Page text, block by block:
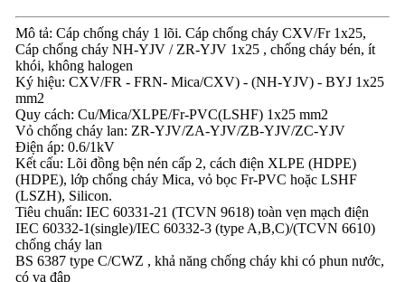
Mô tả: Cáp chống cháy 1 lõi. Cáp chống cháy CXV/Fr 1x25,
Cáp chống cháy NH-YJV / ZR-YJV 1x25 , chống cháy bén, ít
khói, không halogen
Ký hiệu: CXV/FR - FRN- Mica/CXV) - (NH-YJV) - BYJ 1x25
mm2
Quy cách: Cu/Mica/XLPE/Fr-PVC(LSHF) 1x25 mm2
Vỏ chống cháy lan: ZR-YJV/ZA-YJV/ZB-YJV/ZC-YJV
Điện áp: 0.6/1kV
Kết cấu: Lõi đồng bện nén cấp 2, cách điện XLPE (HDPE)
(HDPE), lớp chống cháy Mica, vỏ bọc Fr-PVC hoặc LSHF
(LSZH), Silicon.
Tiêu chuẩn: IEC 60331-21 (TCVN 9618) toàn vẹn mạch điện
IEC 60332-1(single)/IEC 60332-3 (type A,B,C)/(TCVN 6610)
chống cháy lan
BS 6387 type C/CWZ , khả năng chống cháy khi có phun nước,
có va đập